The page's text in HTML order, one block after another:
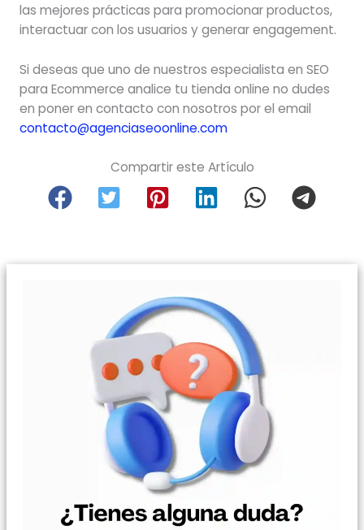
las mejores prácticas para promocionar productos,
interactuar con los usuarios y generar engagement.
Si deseas que uno de nuestros especialista en SEO
para Ecommerce analice tu tienda online no dudes
en poner en contacto con nosotros por el email
contacto@agenciaseoonline.com
Compartir este Artículo